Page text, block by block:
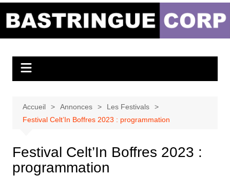
Bastringue Corp –
Musicales
Accueil Annonces
Les Festivals
Festival Celt’In Boffres 2023 : programmation
Festival Celt’In Boffres 2023 :
programmation